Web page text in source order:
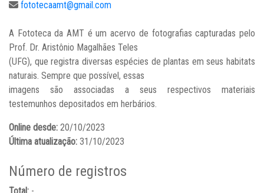
fototecaamt@gmail.com
A Fototeca da AMT é um acervo de fotografias capturadas pelo
Prof. Dr. Aristônio Magalhães Teles
(UFG), que registra diversas espécies de plantas em seus habitats
naturais. Sempre que possível, essas
imagens são associadas a seus respectivos materiais
testemunhos depositados em herbários.
Online desde: 20/10/2023
Última atualização: 31/10/2023
Número de registros